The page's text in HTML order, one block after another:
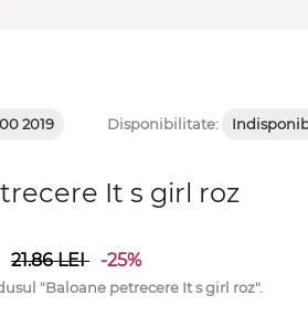
2019 Disponibilitate:
It s girl roz
21.86LEI -25%
"Baloane petrecere It s girl roz".